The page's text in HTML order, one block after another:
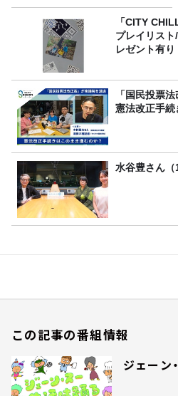
「CITY
プレイリス
レゼント有り
「国民投票
憲法改正手続
水谷豊さん（
この記事の番組情報
ジェーン